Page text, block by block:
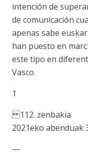
intención de
de comunicación
apenas sabe
han puesto en
este tipo en
Vasco.
1
112. zenbakia
2021eko abenduak
—